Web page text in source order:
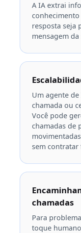
A IA extrai
resposta seja
mensagem
Um agente
chamada ou
Você pode
chamadas de
sem
chamadas
Para
toque